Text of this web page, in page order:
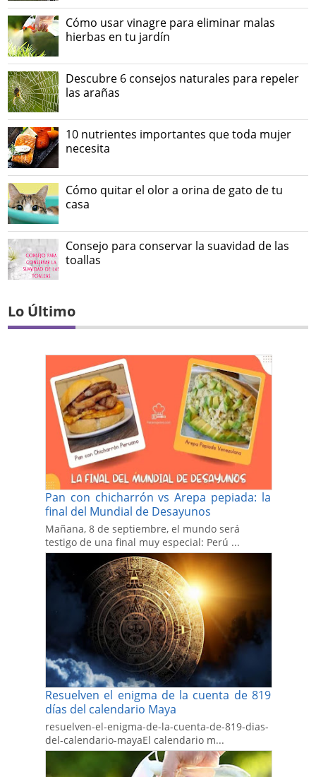
Cómo usar vinagre para eliminar malas
hierbas en tu jardín
Descubre 6 consejos naturales para repeler
las arañas
10 nutrientes importantes que toda mujer
necesita
Cómo quitar el olor a orina de gato de tu
casa
Consejo para conservar la suavidad de las
toallas
Lo Último
Pan con chicharrón vs Arepa pepiada: la
final del Mundial de Desayunos
Mañana, 8 de septiembre, el mundo será
testigo de una final muy especial: Perú ...
Resuelven el enigma de la cuenta de 819
días del calendario Maya
resuelven-el-enigma-de-la-cuenta-de-819-dias-
del-calendario-mayaEl calendario m...